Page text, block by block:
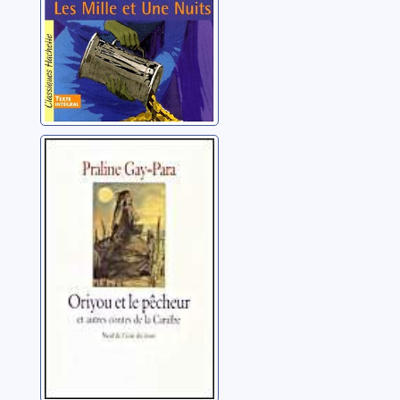
pêcheur. Et
autres contes de
la Caraïbe
Gay-Para, Praline